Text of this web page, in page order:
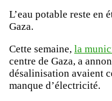
L’eau potable reste en
Gaza.
Cette semaine, la
centre de Gaza, a
désalinisation avaient
manque d’électricité.